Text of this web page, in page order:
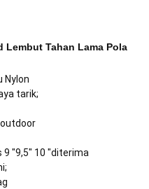
Lembut Tahan Lama Pola
Nylon
tarik;
9 "9,5" 10 "diterima